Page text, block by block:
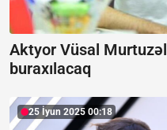
Aktyor Vüsal
buraxılacaq
25 İyun 2025 00:18